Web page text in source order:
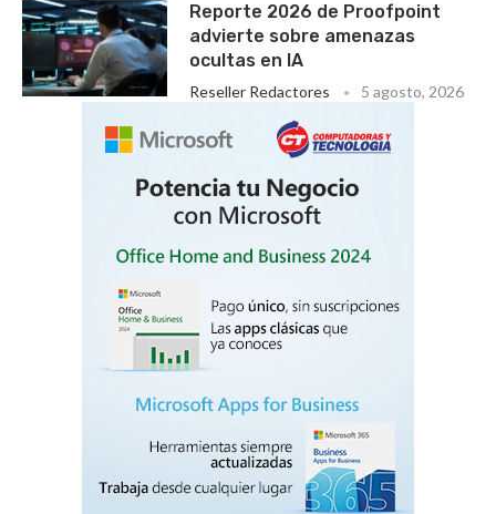
Reporte 2026 de Proofpoint
advierte sobre amenazas
ocultas en IA
Reseller Redactores 5 agosto, 2026